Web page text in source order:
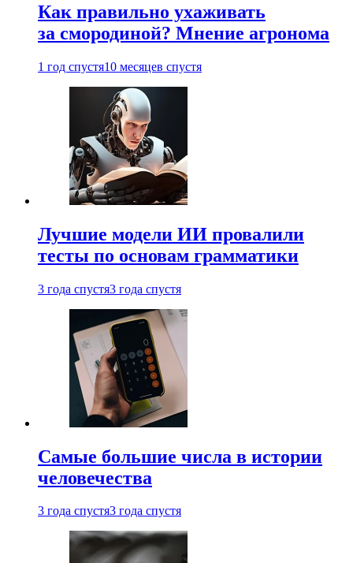
Как правильно ухаживать
за смородиной? Мнение агронома
1 год спустя10 месяцев спустя
Лучшие модели ИИ провалили
тесты по основам грамматики
3 года спустя3 года спустя
Самые большие числа в истории
человечества
3 года спустя3 года спустя